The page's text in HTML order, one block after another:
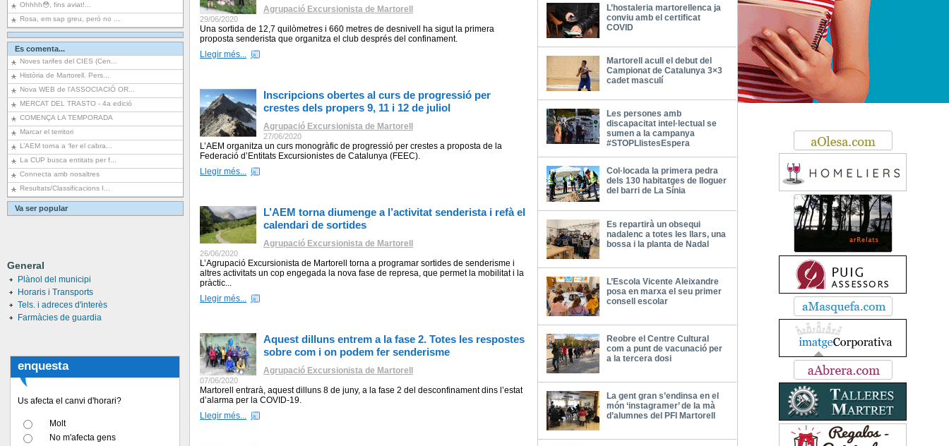
Ohhhh😳, fins aviat!...
Rosa, em sap greu, però no ...
Es comenta...
Noves tarifes del CIES (Cen...
Història de Martorell. Pers...
Nova WEB de l'ASSOCIACIÓ OR...
MERCAT DEL TRASTO - 4a edició
COMENÇA LA TEMPORADA
Marcar el territori
L’AEM torna a ‘fer el cabra...
La CUP busca entitats per f...
Connecta amb nosaltres
Resultats/Classificacions I...
Va ser popular
General
Plànol del municipi
Horaris i Transports
Tels. i adreces d'interès
Farmàcies de guardia
enquesta
Us afecta el canvi d'horari?
Molt
No m'afecta gens
Agrupació Excursionista de Martorell
29/06/2020
Una sortida de 12,7 quilòmetres i 660 metres de desnivell ha sigut la primera
proposta senderista que organitza el club després del confinament.
Llegir més...
Inscripcions obertes al curs de progressió per
crestes dels propers 9, 11 i 12 de juliol
Agrupació Excursionista de Martorell
27/06/2020
L’AEM organitza un curs monogràfic de progressió per crestes a proposta de la
Federació d’Entitats Excursionistes de Catalunya (FEEC).
Llegir més...
L’AEM torna diumenge a l’activitat senderista i refà el
calendari de sortides
Agrupació Excursionista de Martorell
26/06/2020
L’Agrupació Excursionista de Martorell torna a programar sortides de senderisme i
altres activitats un cop engegada la nova fase de represa, que permet la mobilitat i la
pràctic...
Llegir més...
Aquest dilluns entrem a la fase 2. Totes les respostes
sobre com i on podem fer senderisme
Agrupació Excursionista de Martorell
07/06/2020
Martorell entrarà, aquest dilluns 8 de juny, a la fase 2 del desconfinament dins l’estat
d’alarma per la COVID-19.
Llegir més...
L’hostaleria martorellenca ja
conviu amb el certificat
COVID
Martorell acull el debut del
Campionat de Catalunya 3×3
cadet masculí
Les persones amb
discapacitat intel·lectual se
sumen a la campanya
#STOPLlistesEspera
Col·locada la primera pedra
dels 130 habitatges de lloguer
del barri de La Sínia
Es repartirà un obsequi
nadalenc a totes les llars, una
bossa i la planta de Nadal
L’Escola Vicente Aleixandre
posa en marxa el seu primer
consell escolar
Reobre el Centre Cultural
com a punt de vacunació per
a la tercera dosi
La gent gran s’endinsa en el
món ‘instagramer’ de la mà
d’alumnes del PFI Martorell